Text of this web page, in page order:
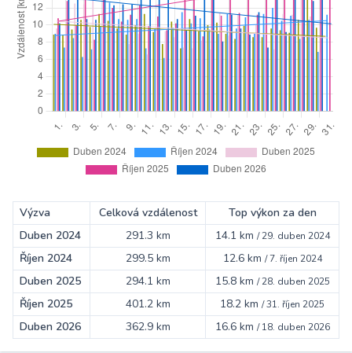
Výzva Celková vzdálenost
Top výkon za den
Duben 2024
291.3 km 14.1 km /29. duben 2024
Říjen 2024 299.5 km 12.6 km /7. říjen 2024
Duben 2025 294.1 km 15.8 km /28. duben 2025
Říjen 2025 401.2 km 18.2 km /31. říjen 2025
Duben 2026 362.9 km 16.6 km /18. duben 2026